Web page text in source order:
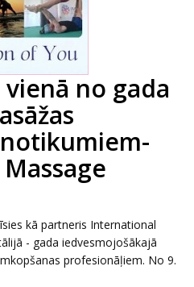
vienā no gada
kā partneris International
- gada iedvesmojošākajā
profesionāļiem. No 9.